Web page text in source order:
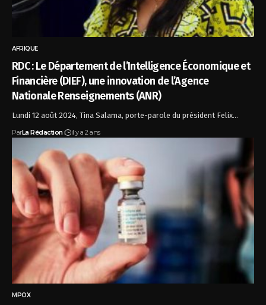
AFRIQUE
RDC : Le Département de l’Intelligence Économique et
Financière (DIEF), une innovation de l’Agence
Nationale Renseignements (ANR)
Lundi 12 août 2024, Tina Salama, porte-parole du président Felix…
ParLa Rédaction il y a 2 ans
MPOX